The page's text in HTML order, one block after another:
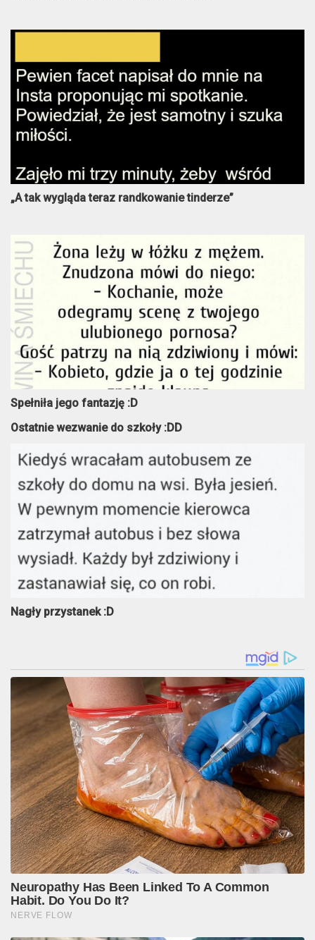
„A tak wygląda teraz randkowanie tinderze”
Spełniła jego fantazję :D
Ostatnie wezwanie do szkoły :DD
Nagły przystanek :D